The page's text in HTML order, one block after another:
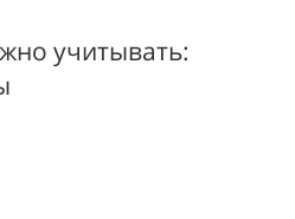
учитывать: